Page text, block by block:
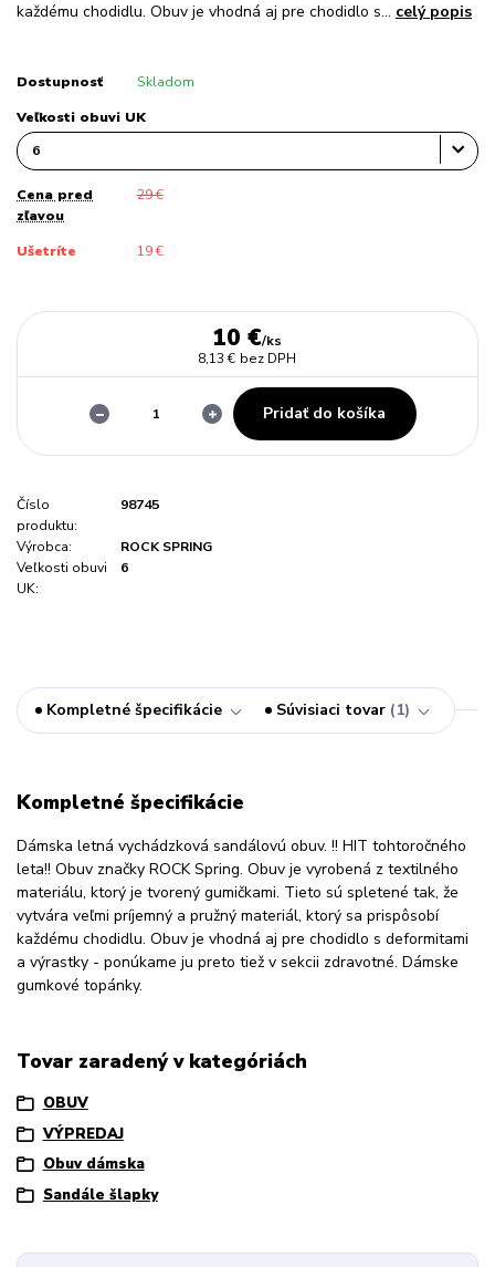
každému chodidlu. Obuv je vhodná aj pre chodidlo s... celý popis
Dostupnosť Skladom
Veľkosti obuvi UK
Cena pred
zľavou
29 €
Ušetríte 19 €
10 €/ks
8,13 € bez DPH
Pridať do košíka
Číslo
produktu:
98745
Výrobca:
ROCK SPRING
Veľkosti obuvi
UK:
6
Kompletné špecifikácie Súvisiaci tovar 1
Kompletné špecifikácie
Dámska letná vychádzková sandálovú obuv. !! HIT tohtoročného
leta!! Obuv značky ROCK Spring. Obuv je vyrobená z textilného
materiálu, ktorý je tvorený gumičkami. Tieto sú spletené tak, že
vytvára veľmi príjemný a pružný materiál, ktorý sa prispôsobí
každému chodidlu. Obuv je vhodná aj pre chodidlo s deformitami
a výrastky - ponúkame ju preto tiež v sekcii zdravotné. Dámske
gumkové topánky.
Tovar zaradený v kategóriách
OBUV
VÝPREDAJ
Obuv dámska
Sandále šlapky